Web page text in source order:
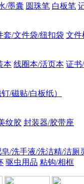
/墨囊 圆珠笔 白板笔
套/文件袋/纽扣袋 文件
本 线圈本/活页本 证书
/磁贴/白板纸）
纹胶 封装器/胶带座
/洗手液/洗洁精/洁厕
驱虫用品 粘钩/相框